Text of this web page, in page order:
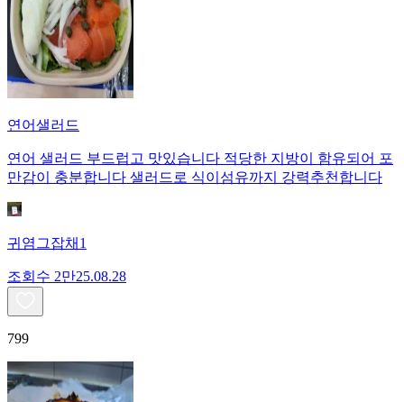
연어샐러드
연어 샐러드 부드럽고 맛있습니다 적당한 지방이 함유되어 포
만감이 충분합니다 샐러드로 식이섬유까지 강력추천합니다
귀염그잡채1
조회수 2만25.08.28
799